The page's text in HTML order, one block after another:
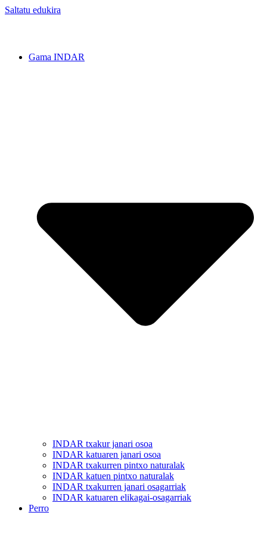
Saltatu edukira
Gama INDAR
INDAR txakur janari osoa
INDAR katuaren janari osoa
INDAR txakurren pintxo naturalak
INDAR katuen pintxo naturalak
INDAR txakurren janari osagarriak
INDAR katuaren elikagai-osagarriak
Perro